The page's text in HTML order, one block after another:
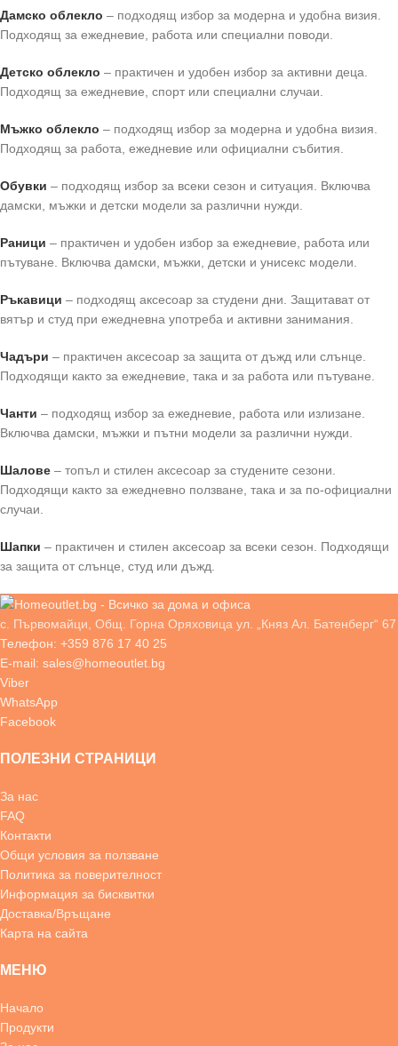
Дамско облекло – подходящ избор за модерна и удобна визия.
Подходящ за ежедневие, работа или специални поводи.
Детско облекло – практичен и удобен избор за активни деца.
Подходящ за ежедневие, спорт или специални случаи.
Мъжко облекло – подходящ избор за модерна и удобна визия.
Подходящ за работа, ежедневие или официални събития.
Обувки – подходящ избор за всеки сезон и ситуация. Включва
дамски, мъжки и детски модели за различни нужди.
Раници – практичен и удобен избор за ежедневие, работа или
пътуване. Включва дамски, мъжки, детски и унисекс модели.
Ръкавици – подходящ аксесоар за студени дни. Защитават от
вятър и студ при ежедневна употреба и активни занимания.
Чадъри – практичен аксесоар за защита от дъжд или слънце.
Подходящи както за ежедневие, така и за работа или пътуване.
Чанти – подходящ избор за ежедневие, работа или излизане.
Включва дамски, мъжки и пътни модели за различни нужди.
Шалове – топъл и стилен аксесоар за студените сезони.
Подходящи както за ежедневно ползване, така и за по-официални
случаи.
Шапки – практичен и стилен аксесоар за всеки сезон. Подходящи
за защита от слънце, студ или дъжд.
с. Първомайци, Общ. Горна Оряховица ул. „Княз Ал. Батенберг“ 67
Телефон: +359 876 17 40 25
E-mail: sales@homeoutlet.bg
Viber
WhatsApp
Facebook
ПОЛЕЗНИ СТРАНИЦИ
За нас
FAQ
Контакти
Общи условия за ползване
Политика за поверителност
Информация за бисквитки
Доставка/Връщане
Карта на сайта
МЕНЮ
Начало
Продукти